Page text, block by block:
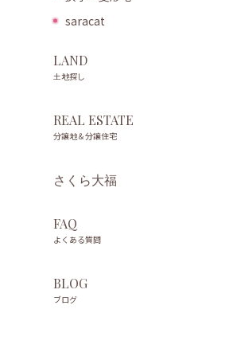
saracat
LAND
土地探し
REAL ESTATE
分譲地＆分譲住宅
さくら大福
FAQ
よくある質問
BLOG
ブログ